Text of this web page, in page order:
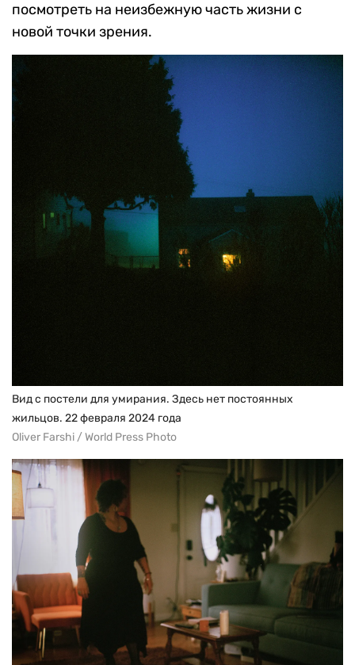
посмотреть на неизбежную часть жизни с
новой точки зрения.
Вид с постели для умирания. Здесь нет постоянных
жильцов. 22 февраля 2024 года
Oliver Farshi / World Press Photo